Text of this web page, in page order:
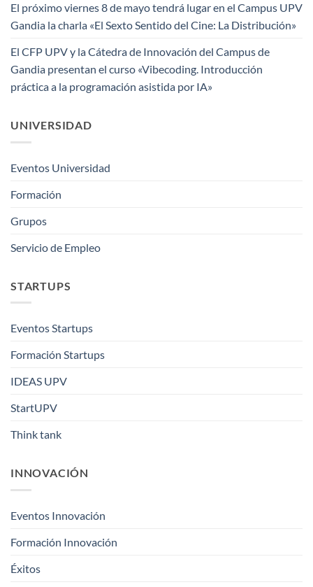
El próximo viernes 8 de mayo tendrá lugar en el Campus UPV
Gandia la charla «El Sexto Sentido del Cine: La Distribución»
El CFP UPV y la Cátedra de Innovación del Campus de
Gandia presentan el curso «Vibecoding. Introducción
práctica a la programación asistida por IA»
UNIVERSIDAD
Eventos Universidad
Formación
Grupos
Servicio de Empleo
STARTUPS
Eventos Startups
Formación Startups
IDEAS UPV
StartUPV
Think tank
INNOVACIÓN
Eventos Innovación
Formación Innovación
Éxitos